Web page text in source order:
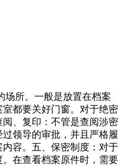
场所。一般是放置在档案
都要关好门窗。对于绝密
、复印：不管是查阅涉密
领导的审批，并且严格履
容。五、保密制度：对于
在查看档案原件时，需要